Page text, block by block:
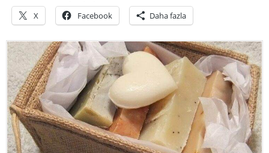
X Facebook Daha fazla